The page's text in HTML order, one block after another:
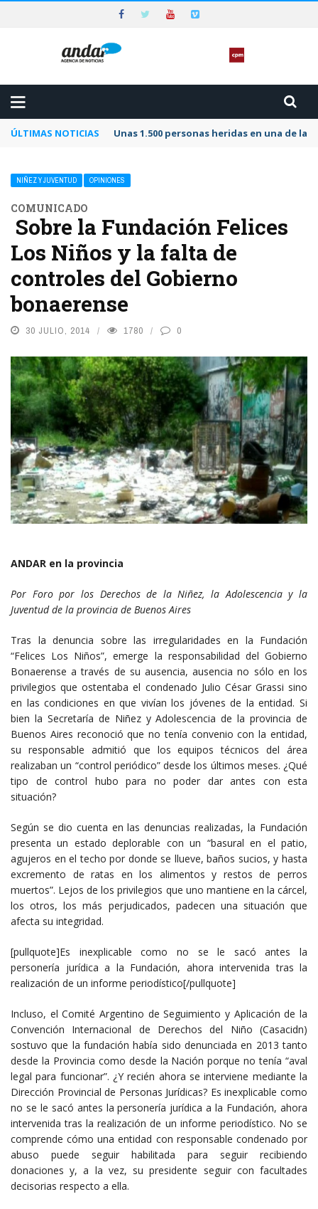
ÚLTIMAS NOTICIAS Unas 1.500 personas heridas en una de
NIÑEZ Y JUVENTUD OPINIONES
COMUNICADO
Sobre la Fundación Felices
Los Niños y la falta de
controles del Gobierno
bonaerense
30 JULIO, 2014 1780 0
ANDAR en la provincia
Por Foro por los Derechos de la Niñez, la Adolescencia y la
Juventud de la provincia de Buenos Aires
Tras la denuncia sobre las irregularidades en la Fundación
“Felices Los Niños”, emerge la responsabilidad del Gobierno
Bonaerense a través de su ausencia, ausencia no sólo en los
privilegios que ostentaba el condenado Julio César Grassi sino
en las condiciones en que vivían los jóvenes de la entidad. Si
bien la Secretaría de Niñez y Adolescencia de la provincia de
Buenos Aires reconoció que no tenía convenio con la entidad,
su responsable admitió que los equipos técnicos del área
realizaban un “control periódico” desde los últimos meses. ¿Qué
tipo de control hubo para no poder dar antes con esta
situación?
Según se dio cuenta en las denuncias realizadas, la Fundación
presenta un estado deplorable con un “basural en el patio,
agujeros en el techo por donde se llueve, baños sucios, y hasta
excremento de ratas en los alimentos y restos de perros
muertos”. Lejos de los privilegios que uno mantiene en la cárcel,
los otros, los más perjudicados, padecen una situación que
afecta su integridad.
[pullquote]Es inexplicable como no se le sacó antes la
personería jurídica a la Fundación, ahora intervenida tras la
realización de un informe periodístico[/pullquote]
Incluso, el Comité Argentino de Seguimiento y Aplicación de la
Convención Internacional de Derechos del Niño (Casacidn)
sostuvo que la fundación había sido denunciada en 2013 tanto
desde la Provincia como desde la Nación porque no tenía “aval
legal para funcionar”. ¿Y recién ahora se interviene mediante la
Dirección Provincial de Personas Jurídicas? Es inexplicable como
no se le sacó antes la personería jurídica a la Fundación, ahora
intervenida tras la realización de un informe periodístico. No se
comprende cómo una entidad con responsable condenado por
abuso puede seguir habilitada para seguir recibiendo
donaciones y, a la vez, su presidente seguir con facultades
decisorias respecto a ella.